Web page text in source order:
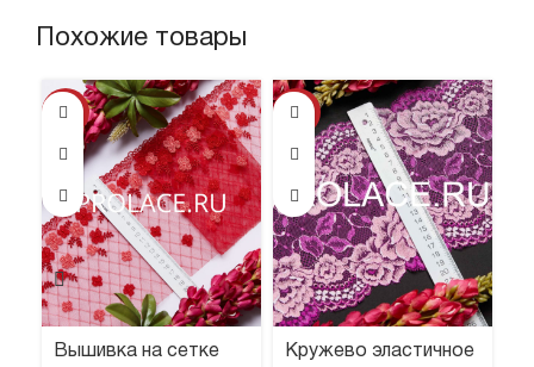
Похожие товары
Вышивка на сетке
Кружево эластичное